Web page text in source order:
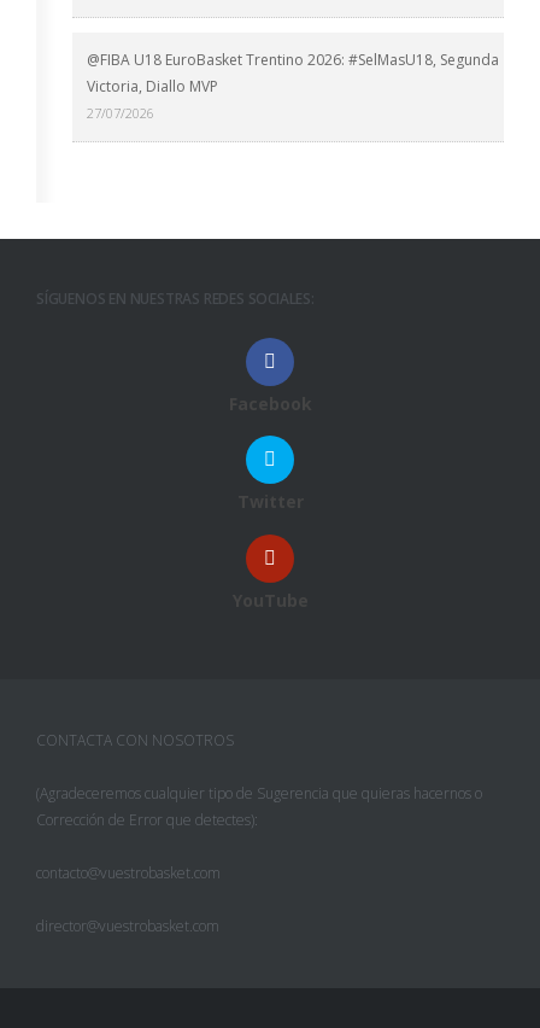
@FIBA U18 EuroBasket Trentino 2026: #SelMasU18, Segunda
Victoria, Diallo MVP
27/07/2026
SÍGUENOS EN NUESTRAS REDES SOCIALES:
Facebook
Twitter
YouTube
CONTACTA CON NOSOTROS
(Agradeceremos cualquier tipo de Sugerencia que quieras hacernos o
Corrección de Error que detectes):
contacto@vuestrobasket.com
director@vuestrobasket.com